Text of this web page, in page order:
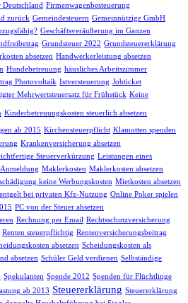
Deutschland Firmenwagenbesteuerung
zurück Gemeindesteuern Gemeinnützige GmbH
Geschäftsveräußerung im Ganzen
Grundsteuer 2022 Grundsteuererklärung
absetzen Handwerkerleistung absetzen
Hundebetreuung häusliches Arbeitszimmer
Photovoltaik Istversteuerung Jobticket
Mehrwertsteuersatz für Frühstück Keine
Kinderbetreuungskosten steuerlich absetzen
ab 2015 Kirchensteuerpflicht Klamotten spenden
Krankenversicherung absetzen
Steuerverkürzung Leistungen eines
Maklerkosten Maklerkosten absetzen
keine Werbungskosten Mietkosten absetzen
bei privaten Kfz-Nutzung Online Poker spielen
PC von der Steuer absetzen
Rechnung per Email Rechtsschutzversicherung
Renten steuerpflichtig Rentenversicherungsbeitrag
absetzen Scheidungskosten als
absetzen Schüler Geld verdienen Selbständige
Spekulanten Spende 2012 Spenden für Flüchtlinge
ab 2013 Steuererklärung Steuererklärung